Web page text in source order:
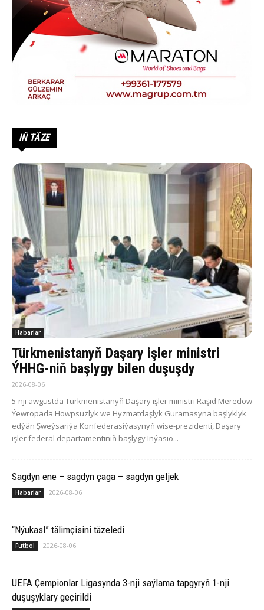
IŇ TÄZE
Habarlar
Türkmenistanyň Daşary işler ministri
ÝHHG-niň başlygy bilen duşuşdy
2026-08-06
5-nji awgustda Türkmenistanyň Daşary işler ministri Raşid Meredow
Ýewropada Howpsuzlyk we Hyzmatdaşlyk Guramasyna başlyklyk
edýän Şweýsariýa Konfederasiýasynyň wise-prezidenti, Daşary
işler federal departamentiniň başlygy Inýasio...
Sagdyn ene – sagdyn çaga – sagdyn geljek
Habarlar 2026-08-06
“Nýukasl” tälimçisini täzeledi
Futbol 2026-08-06
UEFA Çempionlar Ligasynda 3-nji saýlama tapgyryň 1-nji
duşuşyklary geçirildi